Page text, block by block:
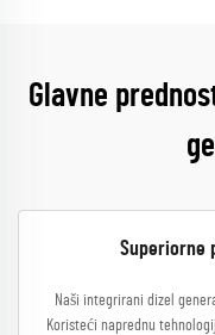
Glavne
Superiorne
Naši integrirani dizel
Koristeći naprednu